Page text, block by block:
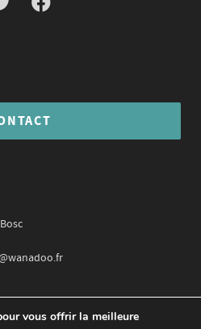
vous offrir la meilleure